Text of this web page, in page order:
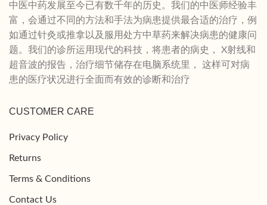
中医中药发展至今已有数千年的历史。我们的中医师经验丰
富，会通过不同的方法和手法为病患提供最合适的治疗，例
如通过针灸或推拿以及服用处方中草药来解决病患的健康问
题。我们的诊所运用现代的科技，将患者的病史， X射线和
超音波的报告，治疗细节储存在电脑系统里， 这样可对病
患的医疗状况进行全面而有效的诊断和治疗
CUSTOMER CARE
Privacy Policy
Returns
Terms & Conditions
Contact Us